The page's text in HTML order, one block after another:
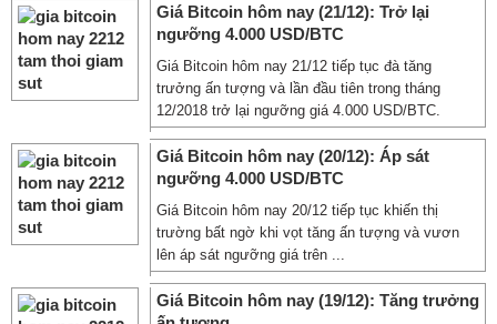
Giá Bitcoin hôm nay (21/12): Trở lại
ngưỡng 4.000 USD/BTC
Giá Bitcoin hôm nay 21/12 tiếp tục đà tăng
trưởng ấn tượng và lần đầu tiên trong tháng
12/2018 trở lại ngưỡng giá 4.000 USD/BTC.
Giá Bitcoin hôm nay (20/12): Áp sát
ngưỡng 4.000 USD/BTC
Giá Bitcoin hôm nay 20/12 tiếp tục khiến thị
trường bất ngờ khi vọt tăng ấn tượng và vươn
lên áp sát ngưỡng giá trên ...
Giá Bitcoin hôm nay (19/12): Tăng trưởng